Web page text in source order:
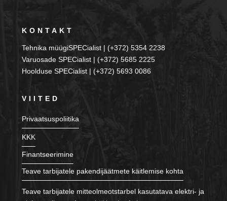
KONTAKT
Tehnika müügiSPECialist | (+372) 5354 2238
Varuosade SPECialist | (+372) 5685 2225
Hoolduse SPECialist | (+372) 5693 0086
VIITED
Privaatsuspoliitika
KKK
Finantseerimine
Teave tarbijatele pakendijäätmete käitlemise kohta
Teave tarbijatele mitteolmeotstarbel kasutatava elektri- ja